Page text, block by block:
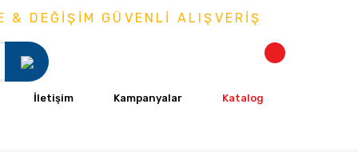
DEĞİŞİM GÜVENLİ ALIŞVERİŞ
İletişim Kampanyalar Katalog